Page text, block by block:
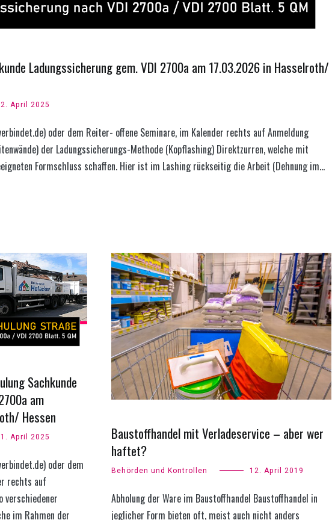
Ladungssicherung gem. VDI 2700a am 17.03.2026 in Hasselroth/
April 2025
oder dem Reiter- offene Seminare, im Kalender rechts auf Anmeldung
der Ladungssicherungs-Methode (Kopflashing) Direktzurren, welche mit
Formschluss schaffen. Hier ist im Lashing rückseitig die Arbeit (Dehnung im…
Sachkunde
am
Hessen
April 2025
oder dem
rechts auf
verschiedener
im Rahmen der
Baustoffhandel mit Verladeservice – aber wer
haftet?
Behörden und Kontrollen 12. April 2019
Abholung der Ware im Baustoffhandel Baustoffhandel in
jeglicher Form bieten oft, meist auch nicht anders